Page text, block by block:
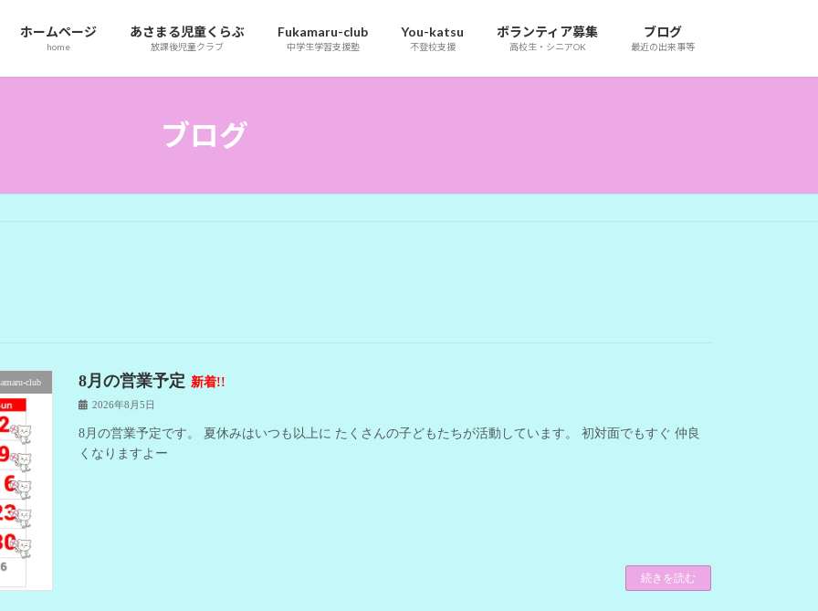
ホームページ
home
あさまる児童くらぶ
放課後児童クラブ
Fukamaru-club
中学生学習支援塾
You-katsu
不登校支援
ボランティア募集
高校生・シニアOK
ブログ
最近の出来事等
ブログ
club 8月の営業予定 新着!!
2026年8月5日
8月の営業予定です。 夏休みはいつも以上に たくさんの子どもたちが活動しています。 初対面でもすぐ 仲良
くなりますよー
続きを読む